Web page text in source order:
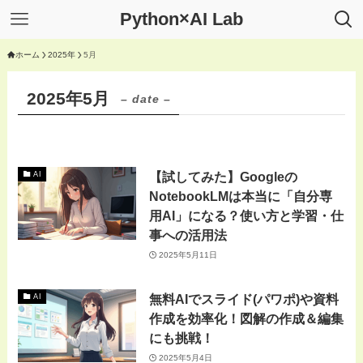
Python×AI Lab
ホーム 2025年 5月
2025年5月 – date –
AI
【試してみた】Googleの
NotebookLMは本当に「自分専
用AI」になる？使い方と学習・仕
事への活用法
2025年5月11日
AI
無料AIでスライド(パワポ)や資料
作成を効率化！図解の作成＆編集
にも挑戦！
2025年5月4日